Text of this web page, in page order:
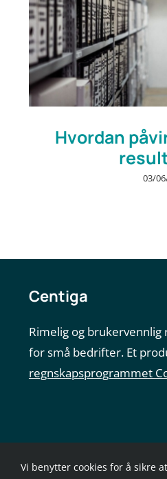
Hvordan
03/
Centiga
Rimelig og brukervennlig
for små bedrifter. Et
regnskapsprogrammet
Vi benytter cookies for å sikre